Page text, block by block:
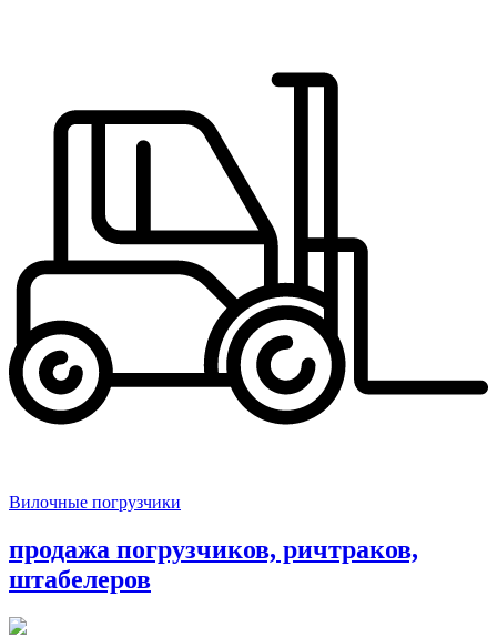
Вилочные погрузчики
продажа погрузчиков, ричтраков,
штабелеров